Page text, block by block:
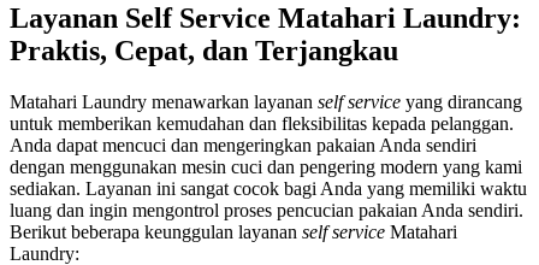
Layanan Self Service Matahari Laundry:
Praktis, Cepat, dan Terjangkau
Matahari Laundry menawarkan layanan self service yang dirancang
untuk memberikan kemudahan dan fleksibilitas kepada pelanggan.
Anda dapat mencuci dan mengeringkan pakaian Anda sendiri
dengan menggunakan mesin cuci dan pengering modern yang kami
sediakan. Layanan ini sangat cocok bagi Anda yang memiliki waktu
luang dan ingin mengontrol proses pencucian pakaian Anda sendiri.
Berikut beberapa keunggulan layanan self service Matahari
Laundry: